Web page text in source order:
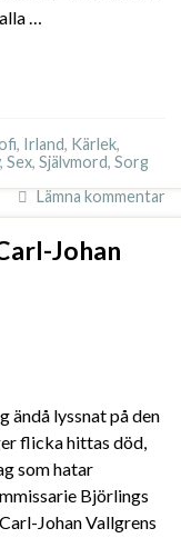
…
, Irland, Kärlek,
, Sex, Självmord, Sorg
Lämna kommentar
Johan
ändå lyssnat på den
flicka hittas död,
som hatar
Björlings
Johan Vallgrens